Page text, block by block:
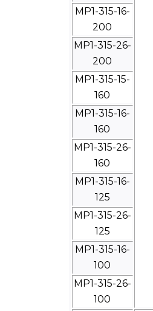
МР1-315-16-
200
МР1-315-26-
200
МР1-315-15-
160
МР1-315-16-
160
МР1-315-26-
160
МР1-315-16-
125
МР1-315-26-
125
МР1-315-16-
100
МР1-315-26-
100